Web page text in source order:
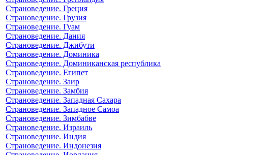
Страноведение. Греция
Страноведение. Грузия
Страноведение. Гуам
Страноведение. Дания
Страноведение. Джибути
Страноведение. Доминика
Страноведение. Доминиканская республика
Страноведение. Египет
Страноведение. Заир
Страноведение. Замбия
Страноведение. Западная Сахара
Страноведение. Западное Самоа
Страноведение. Зимбабве
Страноведение. Израиль
Страноведение. Индия
Страноведение. Индонезия